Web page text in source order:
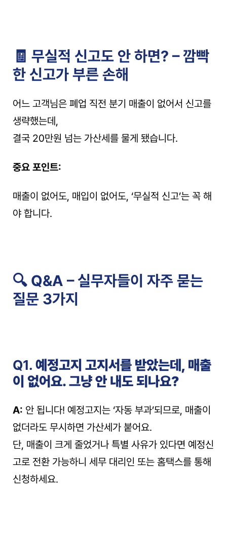
🧾 무실적 신고도 안 하면? – 깜빡
한 신고가 부른 손해
어느 고객님은 폐업 직전 분기 매출이 없어서 신고를
생략했는데,
결국 20만원 넘는 가산세를 물게 됐습니다.
중요 포인트:
매출이 없어도, 매입이 없어도, ‘무실적 신고’는 꼭 해
야 합니다.
🔍 Q&A – 실무자들이 자주 묻는
질문 3가지
Q1. 예정고지 고지서를 받았는데, 매출
이 없어요. 그냥 안 내도 되나요?
A: 안 됩니다! 예정고지는 ‘자동 부과’되므로, 매출이
없더라도 무시하면 가산세가 붙어요.
단, 매출이 크게 줄었거나 특별 사유가 있다면 예정신
고로 전환 가능하니 세무 대리인 또는 홈택스를 통해
신청하세요.